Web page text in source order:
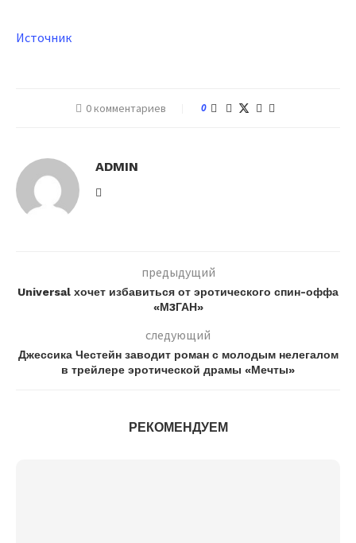
Источник
0 комментариев 0
ADMIN
предыдущий
Universal хочет избавиться от эротического спин-оффа
«М3ГАН»
следующий
Джессика Честейн заводит роман с молодым нелегалом
в трейлере эротической драмы «Мечты»
РЕКОМЕНДУЕМ